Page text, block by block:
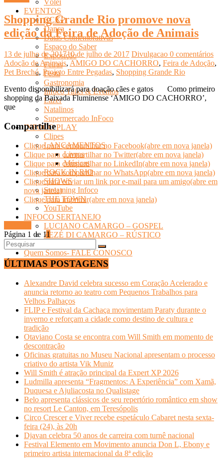
Vôlei
EVENTOS
CCXP
Dança
Datas Comemorativas
Espaço do Saber
Exposição
Feiras
Festa
Gastronomia
Infoco Talks & Eventos
Lazer
Natalinos
Supermercado InFoco
INFOCO PLAY
Clipes
LANÇAMENTOS
Livros
Músicas
ROCK IN RIO
SHOWS
Streaming Infoco
THE TOWN
YouTube
INFOCO SERTANEJO
LUCIANO CAMARGO – GOSPEL
ZEZÉ DI CAMARGO – RÚSTICO
TURISMO
Quem Somos- FALE CONOSCO
Shopping Grande Rio promove nova
edição da Feira de Adoção de Animais
13 de julho de 201710 de julho de 2017 Divulgacao 0 comentários
Adoção de Animais, AMIGO DO CACHORRO, Feira de Adoção,
Pet Brechó, Projeto Entre Pegadas, Shopping Grande Rio
Evento disponibilizará para doação cães e gatos Como primeiro
shopping da Baixada Fluminense ‘AMIGO DO CACHORRO’,
que
Compartilhe
Clique para compartilhar no Facebook(abre em nova janela)
Clique para compartilhar no Twitter(abre em nova janela)
Clique para compartilhar no LinkedIn(abre em nova janela)
Clique para compartilhar no WhatsApp(abre em nova janela)
Clique para enviar um link por e-mail para um amigo(abre em
nova janela)
Clique para imprimir(abre em nova janela)
Página 1 de 11
ÚLTIMAS POSTAGENS
Alexandre David celebra sucesso em Coração Acelerado e
anuncia retorno ao teatro com Pequenos Trabalhos para
Velhos Palhaços
FLIP e Festival da Cachaça movimentam Paraty durante o
inverno e reforçam a cidade como destino de cultura e
tradição
Otaviano Costa se encontra com Will Smith em momento de
descontração
Oficinas gratuitas no Museu Nacional apresentam o processo
criativo do artista Vik Muniz
Will Smith é atração principal da Expert XP 2026
Ludmilla apresenta “Fragmentos: A Experiência” com Xamã,
Duquesa e Ajuliacosta no Qualistage
Belo apresenta clássicos de seu repertório romântico em show
no resort Le Canton, em Teresópolis
Circo Crescer e Viver recebe espetáculo Cabaret nesta sexta-
feira (24), às 20h
Djavan celebra 50 anos de carreira com turnê nacional
Festival Elemento em Movimento anuncia Don L, Ebony e
primeiro artista internacional da 8ª edição